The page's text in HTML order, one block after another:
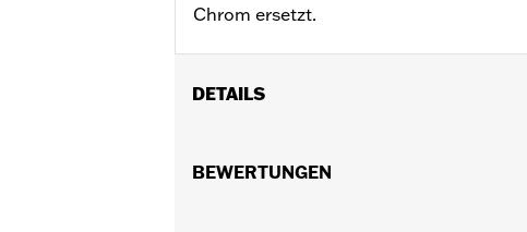
Chrom ersetzt.
DETAILS
Installationsanleitung
BEWERTUNGEN